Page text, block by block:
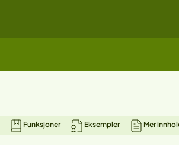
Funksjoner Eksempler Mer